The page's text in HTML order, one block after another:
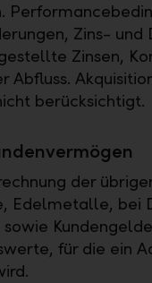
Zins-
Zinsen,
Abfluss.
berücksichtigt.
der
Edelmetalle, bei
für die ein